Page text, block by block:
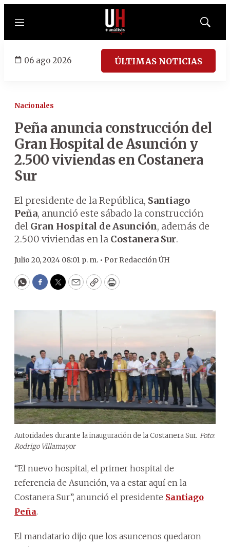
Menú
Mostrar
06 ago 2026 ÚLTIMAS NOTICIAS
Nacionales
Peña anuncia construcción del
Gran Hospital de Asunción y
2.500 viviendas en Costanera
Sur
El presidente de la República, Santiago
Peña, anunció este sábado la construcción
del Gran Hospital de Asunción, además de
2.500 viviendas en la Costanera Sur.
Julio 20, 2024 08:01 p. m. • Por Redacción ÚH
WhatsApp
Facebook
Twitter
EmailCopyPrint
Autoridades durante la inauguración de la Costanera Sur. Foto:
Rodrigo Villamayor
“El nuevo hospital, el primer hospital de
referencia de Asunción, va a estar aquí en la
Costanera Sur”, anunció el presidente Santiago
Peña.
El mandatario dijo que los asuncenos quedaron